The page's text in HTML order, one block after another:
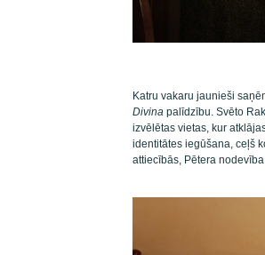
Katru vakaru jaunieši
Divina palīdzību. Svēto
izvēlētas vietas, kur
identitātes iegūšana, ceļš
attiecībās, Pētera